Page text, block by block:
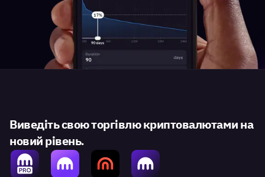
Виведіть свою торгівлю криптовалютами на
новий рівень.